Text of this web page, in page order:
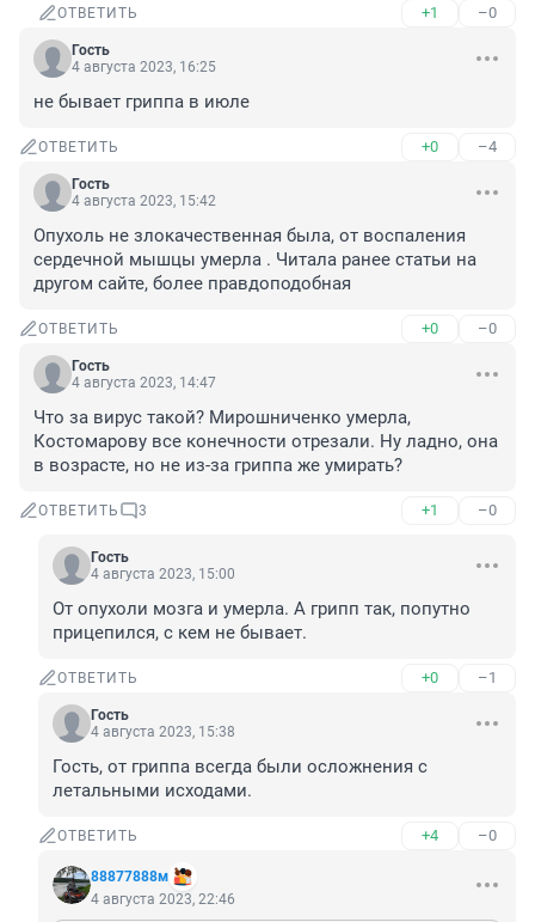
ОТВЕТИТЬ +1 –0
Гость
4 августа 2023, 16:25
не бывает гриппа в июле
ОТВЕТИТЬ +0 –4
Гость
4 августа 2023, 15:42
Опухоль не злокачественная была, от воспаления
сердечной мышцы умерла . Читала ранее статьи на
другом сайте, более правдоподобная
ОТВЕТИТЬ +0 –0
Гость
4 августа 2023, 14:47
Что за вирус такой? Мирошниченко умерла,
Костомарову все конечности отрезали. Ну ладно, она
в возрасте, но не из-за гриппа же умирать?
ОТВЕТИТЬ 3 +1 –0
Гость
4 августа 2023, 15:00
От опухоли мозга и умерла. А грипп так, попутно
прицепился, с кем не бывает.
ОТВЕТИТЬ +0 –1
Гость
4 августа 2023, 15:38
Гость, от гриппа всегда были осложнения с
летальными исходами.
ОТВЕТИТЬ +4 –0
88877888м
4 августа 2023, 22:46